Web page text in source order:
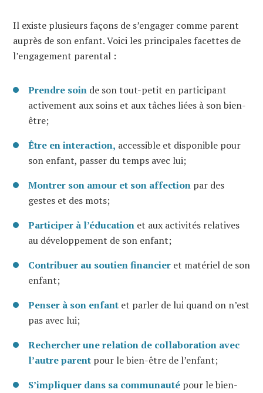
Il existe plusieurs façons de s’engager comme parent
auprès de son enfant. Voici les principales facettes de
l’engagement parental :
Prendre soin de son tout-petit en participant
activement aux soins et aux tâches liées à son bien-
être;
Être en interaction, accessible et disponible pour
son enfant, passer du temps avec lui;
Montrer son amour et son affection par des
gestes et des mots;
Participer à l’éducation et aux activités relatives
au développement de son enfant;
Contribuer au soutien financier et matériel de son
enfant;
Penser à son enfant et parler de lui quand on n’est
pas avec lui;
Rechercher une relation de collaboration avec
l’autre parent pour le bien-être de l’enfant;
S’impliquer dans sa communauté pour le bien-